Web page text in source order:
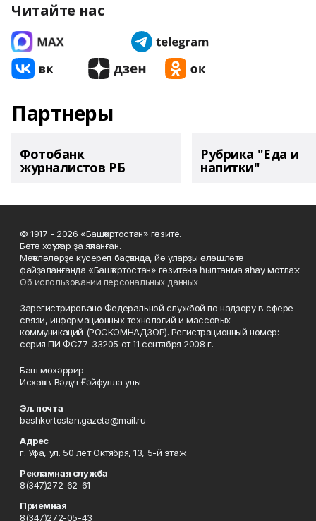
Читайте нас
Партнеры
Фотобанк
журналистов РБ
Рубрика "Еда и
напитки"
© 1917 - 2026 «Башҡортостан» гәзите.
Бөтә хоҡуҡтар ҙа яҡланған.
Мәҡәләләрҙе күсереп баҫҡанда, йә уларҙы өлөшләтә
файҙаланғанда «Башҡортостан» гәзитенә һылтанма яһау мотлаҡ.
Об использовании персональных данных
Зарегистрировано Федеральной службой по надзору в сфере
связи, информационных технологий и массовых
коммуникаций (РОСКОМНАДЗОР). Регистрационный номер:
серия ПИ ФС77-33205 от 11 сентября 2008 г.
Баш мөхәррир
Исхаҡов Вәдүт Ғәйфулла улы
Эл. почта
bashkortostan.gazeta@mail.ru
Адрес
г. Уфа, ул. 50 лет Октября, 13, 5-й этаж
Рекламная служба
8(347)272-62-61
Приемная
8(347)272-05-43